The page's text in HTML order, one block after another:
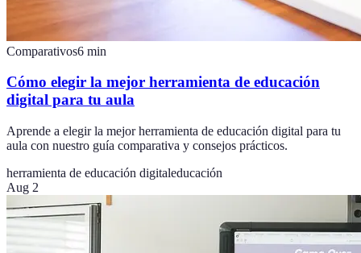
Comparativos6 min
Cómo elegir la mejor herramienta de educación
digital para tu aula
Aprende a elegir la mejor herramienta de educación digital para tu
aula con nuestro guía comparativa y consejos prácticos.
herramienta de educación digitaleducación
Aug 2